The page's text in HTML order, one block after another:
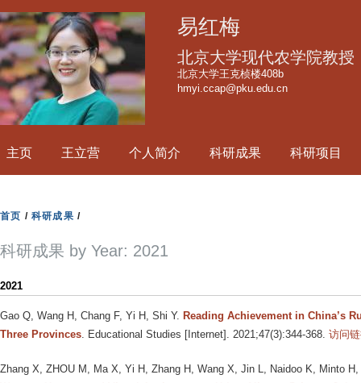
到
内
易红梅
北京大学现代农学院教授
北京大学王克桢楼408b
hmyi.ccap@pku.edu.cn
主页 王立营 个人简介 科研成果 科研项目
首页 / 科研成果 /
科研成果 by Year: 2021
2021
Gao Q, Wang H, Chang F, Yi H, Shi Y. Reading Achievement in China’s
Three Provinces . Educational Studies [Internet]. 2021;47(3):344-368. 访问
Zhang X, ZHOU M, Ma X, Yi H, Zhang H, Wang X, Jin L, Naidoo K, Minto